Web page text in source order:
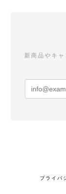
新商品やキ
プライバ